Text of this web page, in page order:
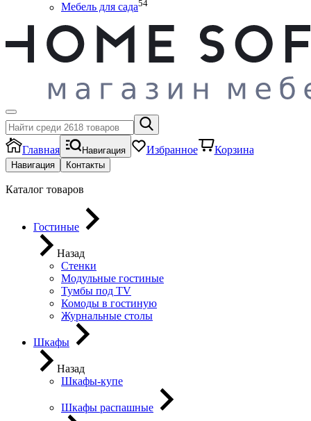
Мебель для сада54
Главная Навигация Избранное Корзина
Навигация Контакты
Каталог товаров
Гостиные
Назад
Стенки
Модульные гостиные
Тумбы под ТV
Комоды в гостиную
Журнальные столы
Шкафы
Назад
Шкафы-купе
Шкафы распашные